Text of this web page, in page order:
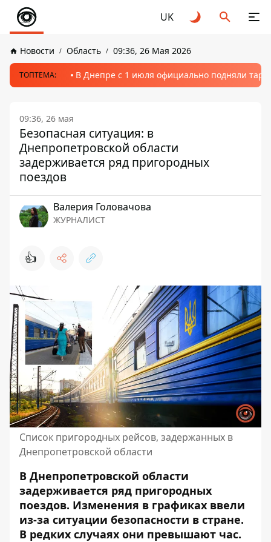
UK
Новости Область 09:36, 26 Мая 2026
ТОПТЕМА: В Днепре с 1 июля официально подняли
09:36, 26 мая
Безопасная ситуация: в
Днепропетровской области
задерживается ряд пригородных
поездов
Валерия Головачова
ЖУРНАЛИСТ
👍
Список пригородных рейсов, задержанных в
Днепропетровской области
В Днепропетровской области
задерживается ряд пригородных
поездов. Изменения в графиках ввели
из-за ситуации безопасности в стране.
В редких случаях они превышают час.